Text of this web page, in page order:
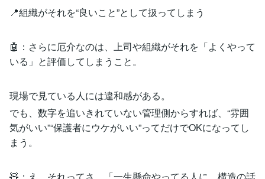
📍組織がそれを“良いこと”として扱ってしまう
🤖：さらに厄介なのは、上司や組織がそれを「よくやって
いる」と評価してしまうこと。
現場で見ている人には違和感がある。
でも、数字を追いきれていない管理側からすれば、“雰囲
気がいい”“保護者にウケがいい”ってだけでOKになってし
まう。
🧸：え、それってさ、「一生懸命やってる人に、構造の話